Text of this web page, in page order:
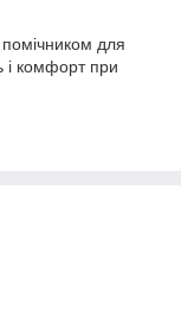
для
і комфорт при